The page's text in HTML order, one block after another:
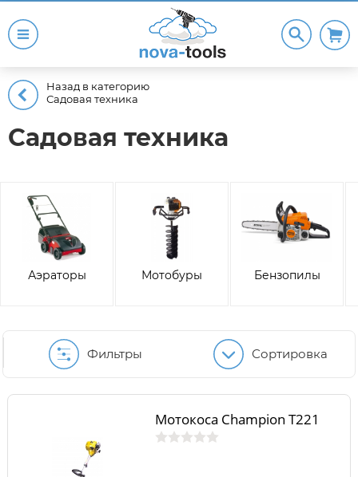
Назад в категорию
Садовая техника
Садовая техника
Аэраторы Мотобуры Бензопилы
Фильтры Сортировка
Мотокоса Champion T221